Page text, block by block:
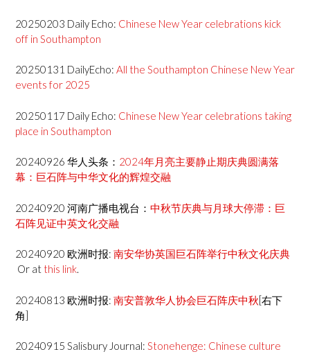
20250203 Daily Echo: Chinese New Year celebrations kick
off in Southampton
20250131 DailyEcho: All the Southampton Chinese New Year
events for 2025
20250117 Daily Echo: Chinese New Year celebrations taking
place in Southampton
20240926 华人头条： 2024年月亮主要静止期庆典圆满落
幕：巨石阵与中华文化的辉煌交融
20240920 河南广播电视台： 中秋节庆典与月球大停滞：巨
石阵见证中英文化交融
20240920 欧洲时报: 南安华协英国巨石阵举行中秋文化庆典
Or at this link.
20240813 欧洲时报: 南安普敦华人协会巨石阵庆中秋[右下
角]
20240915 Salisbury Journal: Stonehenge: Chinese culture